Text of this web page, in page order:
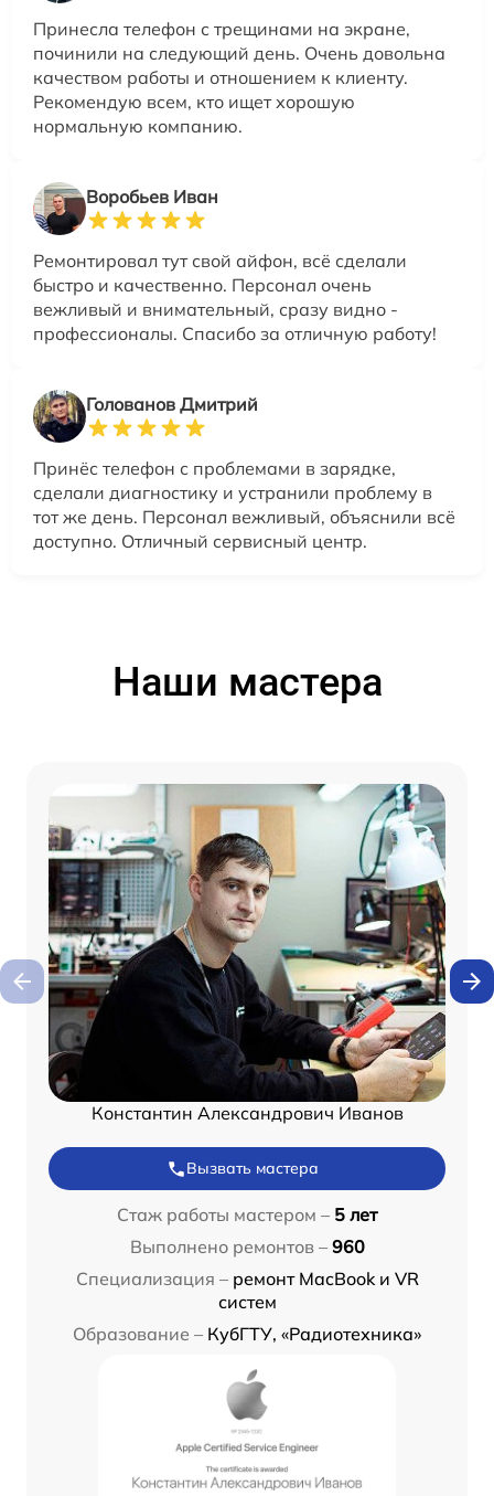
Принесла телефон с трещинами на экране,
починили на следующий день. Очень довольна
качеством работы и отношением к клиенту.
Рекомендую всем, кто ищет хорошую
нормальную компанию.
Воробьев Иван
Ремонтировал тут свой айфон, всё сделали
быстро и качественно. Персонал очень
вежливый и внимательный, сразу видно -
профессионалы. Спасибо за отличную работу!
Голованов Дмитрий
Принёс телефон с проблемами в зарядке,
сделали диагностику и устранили проблему в
тот же день. Персонал вежливый, объяснили всё
доступно. Отличный сервисный центр.
Наши мастера
Константин Александрович Иванов
Вызвать мастера
Стаж работы мастером – 5 лет
Выполнено ремонтов – 960
Специализация – ремонт MacBook и VR
систем
Образование – КубГТУ, «Радиотехника»